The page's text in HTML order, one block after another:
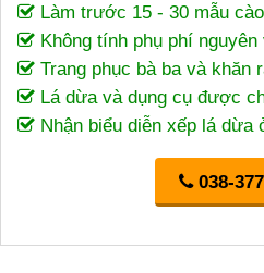
Làm trước 15 - 30 mẫu
Không tính phụ phí nguyên
Trang phục bà ba và khăn
Lá dừa và dụng cụ được
Nhận biểu diễn xếp lá dừa
038-